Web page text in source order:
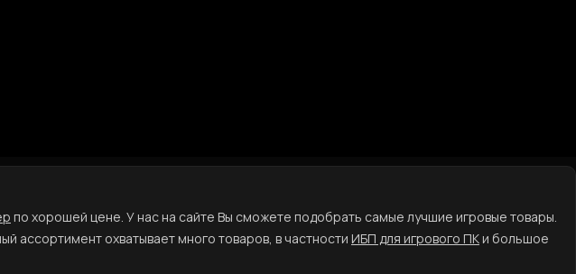
по хорошей цене. У нас на сайте Вы сможете подобрать самые лучшие игровые товары.
ассортимент охватывает много товаров, в частности ИБП для игрового ПКи большое